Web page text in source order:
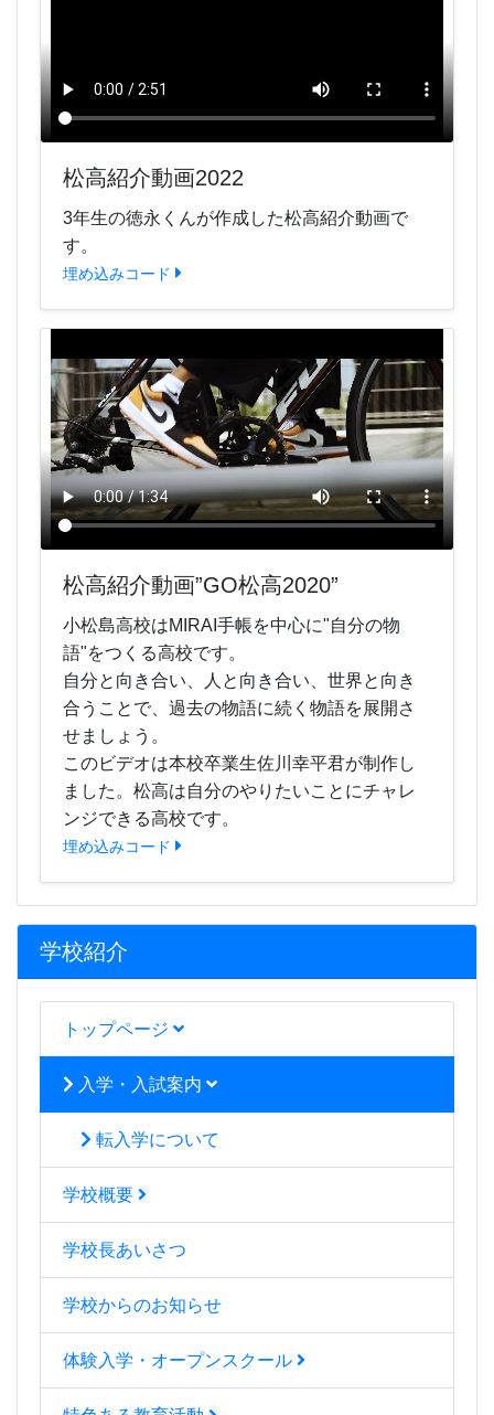
学校紹介
トップページ
入学・入試案内
転入学について
学校概要
学校長あいさつ
学校からのお知らせ
体験入学・オープンスクール
松高紹介動画2022
3年生の徳永くんが作成した松高紹介動画で
す。
埋め込みコード
松高紹介動画”GO松高2020”
小松島高校はMIRAI手帳を中心に"自分の物
語"をつくる高校です。
自分と向き合い、人と向き合い、世界と向き
合うことで、過去の物語に続く物語を展開さ
せましょう。
このビデオは本校卒業生佐川幸平君が制作し
ました。松高は自分のやりたいことにチャレ
ンジできる高校です。
埋め込みコード